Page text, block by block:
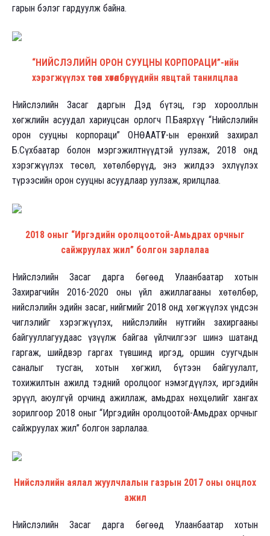
гарын бэлэг гардуулж байна.
“НИЙСЛЭЛИЙН ОРОН СУУЦНЫ КОРПОРАЦИ”-ийн
хэрэгжүүлэх төсөл хөтөлбөрүүдийн явцтай танилцлаа
Нийслэлийн Засаг даргын Дэд бүтэц, гэр хорооллын
хөгжлийн асуудал хариуцсан орлогч П.Баярхүү “Нийслэлийн
орон сууцны корпораци” ОНӨААТҮГ-ын ерөнхий захирал
Б.Сүхбаатар болон мэргэжилтнүүдтэй уулзаж, 2018 онд
хэрэгжүүлэх төсөл, хөтөлбөрүүд, энэ жилдээ эхлүүлэх
түрээсийн орон сууцны асуудлаар уулзаж, ярилцлаа.
2018 оныг “Иргэдийн оролцоотой-Амьдрах орчныг
сайжруулах жил” болгон зарлалаа
Нийслэлийн Засаг дарга бөгөөд Улаанбаатар хотын
Захирагчийн 2016-2020 оны үйл ажиллагааны хөтөлбөр,
нийслэлийн эдийн засаг, нийгмийг 2018 онд хөгжүүлэх үндсэн
чиглэлийг хэрэгжүүлэх, нийслэлийн нутгийн захиргааны
байгууллагуудаас үзүүлж байгаа үйлчилгээг шинэ шатанд
гаргаж, шийдвэр гаргах түвшинд иргэд, оршин суугчдын
саналыг тусган, хотын хөгжил, бүтээн байгуулалт,
тохижилтын ажилд тэдний оролцоог нэмэгдүүлэх, иргэдийн
эрүүл, аюулгүй орчинд ажиллаж, амьдрах нөхцөлийг хангах
зорилгоор 2018 оныг “Иргэдийн оролцоотой-Амьдрах орчныг
сайжруулах жил” болгон зарлалаа.
Нийслэлийн аялал жуулчлалын газрын 2017 оны онцлох
ажил
Нийслэлийн Засаг дарга бөгөөд Улаанбаатар хотын